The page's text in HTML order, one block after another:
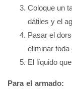
Coloque un
dátiles y el
Pasar el
eliminar toda
El líquido
Para el armado: